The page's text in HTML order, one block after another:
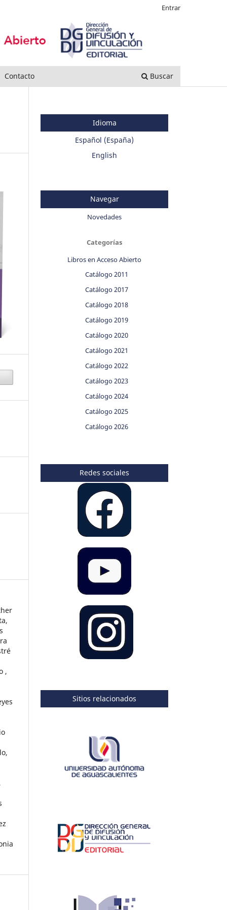
Contacto Buscar
Entrar
,
Idioma
Español (España)
English
Navegar
Novedades
Categorías
Libros en Acceso Abierto
Catálogo 2011
Catálogo 2017
Catálogo 2018
Catálogo 2019
Catálogo 2020
Catálogo 2021
Catálogo 2022
Catálogo 2023
Catálogo 2024
Catálogo 2025
Catálogo 2026
Redes sociales
Sitios relacionados